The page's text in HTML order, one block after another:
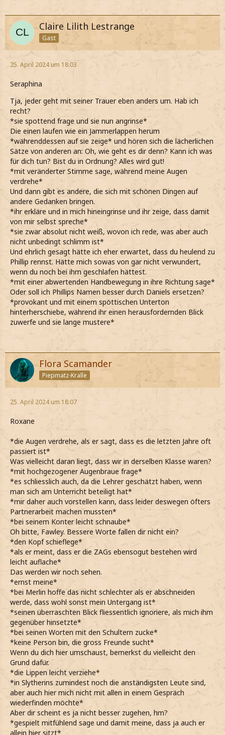
Claire Lilith Lestrange
Gast
25. April 2024 um 18:03
Seraphina
Tja, jeder geht mit seiner Trauer eben anders um. Hab ich
recht?
*sie spottend frage und sie nun angrinse*
Die einen laufen wie ein Jammerlappen herum
*währenddessen auf sie zeige* und hören sich die lächerlichen
Sätze von anderen an: Oh, wie geht es dir denn? Kann ich was
für dich tun? Bist du in Ordnung? Alles wird gut!
*mit veränderter Stimme sage, während meine Augen
verdrehe*
Und dann gibt es andere, die sich mit schönen Dingen auf
andere Gedanken bringen.
*ihr erkläre und in mich hineingrinse und ihr zeige, dass damit
von mir selbst spreche*
*sie zwar absolut nicht weiß, wovon ich rede, was aber auch
nicht unbedingt schlimm ist*
Und ehrlich gesagt hätte ich eher erwartet, dass du heulend zu
Phillip rennst. Hätte mich sowas von gar nicht verwundert,
wenn du noch bei ihm geschlafen hättest.
*mit einer abwertenden Handbewegung in ihre Richtung sage*
Oder soll ich Phillips Namen besser durch Daniels ersetzen?
*provokant und mit einem spöttischen Unterton
hinterherschiebe, während ihr einen herausfordernden Blick
zuwerfe und sie lange mustere*
Flora Scamander
Piepmatz-Kralle
25. April 2024 um 18:07
Roxane
*die Augen verdrehe, als er sagt, dass es die letzten Jahre oft
passiert ist*
Was vielleicht daran liegt, dass wir in derselben Klasse waren?
*mit hochgezogener Augenbraue frage*
*es schliesslich auch, da die Lehrer geschätzt haben, wenn
man sich am Unterricht beteiligt hat*
*mir daher auch vorstellen kann, dass leider deswegen öfters
Partnerarbeit machen mussten*
*bei seinem Konter leicht schnaube*
Oh bitte, Fawley. Bessere Worte fallen dir nicht ein?
*den Kopf schieflege*
*als er meint, dass er die ZAGs ebensogut bestehen wird
leicht auflache*
Das werden wir noch sehen.
*ernst meine*
*bei Merlin hoffe das nicht schlechter als er abschneiden
werde, dass wohl sonst mein Untergang ist*
*seinen überraschten Blick fliessentlich ignoriere, als mich ihm
gegenüber hinsetzte*
*bei seinen Worten mit den Schultern zucke*
*keine Person bin, die gross Freunde sucht*
Wenn du dich hier umschaust, bemerkst du vielleicht den
Grund dafür.
*die Lippen leicht verziehe*
*in Slytherins zumindest noch die anständigsten Leute sind,
aber auch hier mich nicht mit allen in einem Gespräch
wiederfinden möchte*
Aber dir scheint es ja nicht besser zugehen, hm?
*gespielt mitfühlend sage und damit meine, dass ja auch er
allein hier sitzt*